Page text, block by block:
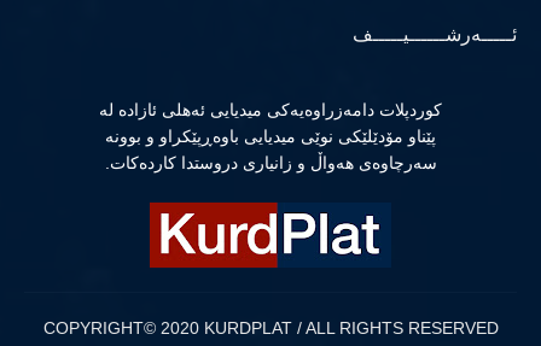
ئـــــەرشــــــیـــــف
كوردپلات دامەزراوەیەكی میدیایی ئەهلی ئازادە لە
پێناو مۆدێلێكی نوێی میدیایی باوەڕپێكراو و بوونە
سەرچاوەی هەواڵ و زانیاری دروستدا كاردەكات.
COPYRIGHT© 2020 KURDPLAT / ALL RIGHTS RESERVED